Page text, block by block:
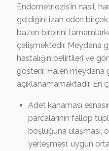
Endometriozis’in nasıl,
geldiğini izah eden birçok
bazen birbirini
çelişmektedir. Meydana
hastalığın belirtileri ve
gösterir. Halen meydana
açıklanamamaktadır. En
Adet kanaması
parcalarının fallop
boşluğuna ulaşması,
yerleşmesi, uygun